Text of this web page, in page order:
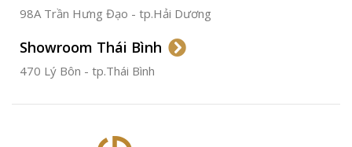
CHỐNG NƯỚC
98A Trần Hưng Đạo - tp.Hải Dương
Showroom Thái Bình
470 Lý Bôn - tp.Thái Bình